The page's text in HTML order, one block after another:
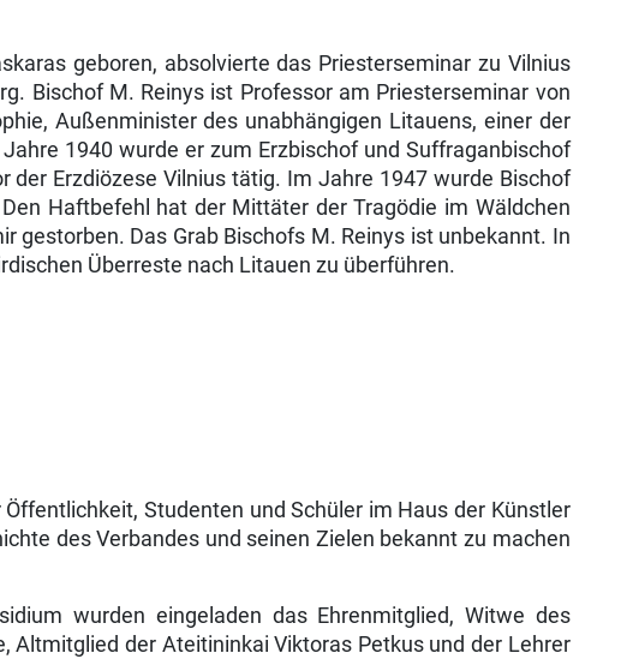
geboren, absolvierte das Priesterseminar zu Vilnius
Bischof M. Reinys ist Professor am Priesterseminar von
Außenminister des unabhängigen Litauens, einer der
1940 wurde er zum Erzbischof und Suffraganbischof
Erzdiözese Vilnius tätig. Im Jahre 1947 wurde Bischof
Haftbefehl hat der Mittäter der Tragödie im Wäldchen
gestorben. Das Grab Bischofs M. Reinys ist unbekannt. In
Überreste nach Litauen zu überführen.
Studenten und Schüler im Haus der Künstler
des Verbandes und seinen Zielen bekannt zu machen
wurden eingeladen das Ehrenmitglied, Witwe des
Altmitglied der Ateitininkai Viktoras Petkus und der Lehrer